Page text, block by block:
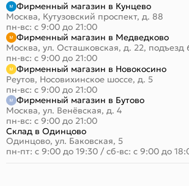
Фирменный магазин в Кунцево
Москва, Кутузовский проспект, д. 88
пн-вс: с 9:00 до 21:00
Фирменный магазин в Медведково
Москва, ул. Осташковская, д. 22, подъезд
пн-вс: с 9:00 до 21:00
Фирменный магазин в Новокосино
Реутов, Носовихинское шоссе, д. 5
пн-вс: с 9:00 до 21:00
Фирменный магазин в Бутово
Москва, ул. Венёвская, д. 4
пн-вс: с 9:00 до 21:00
Склад в Одинцово
Одинцово, ул. Баковская, 5
пн-пт: с 9:00 до 19:30 / сб-вс: с 9:00 до